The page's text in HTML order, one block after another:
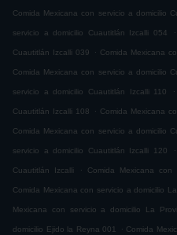
Comida Mexicana con servicio a domicilio
servicio a domicilio Cuautitlán Izcalli 054 .
Cuautitlán Izcalli 039 . Comida Mexicana
Comida Mexicana con servicio a domicilio
servicio a domicilio Cuautitlán Izcalli 110 .
Cuautitlán Izcalli 108 . Comida Mexicana
Comida Mexicana con servicio a domicilio
servicio a domicilio Cuautitlán Izcalli 120 .
Cuautitlán Izcalli . Comida Mexicana
Comida Mexicana con servicio a domicilio
Mexicana con servicio a domicilio La
domicilio Ejido la Reyna 001 . Comida